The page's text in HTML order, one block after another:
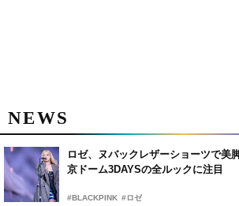
NEWS
ロゼ、ヌバックレザーショーツで
京ドーム3DAYSの全ルックに注目
#BLACKPINK #ロゼ